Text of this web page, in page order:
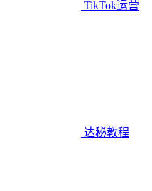
TikTok运营
达秘教程